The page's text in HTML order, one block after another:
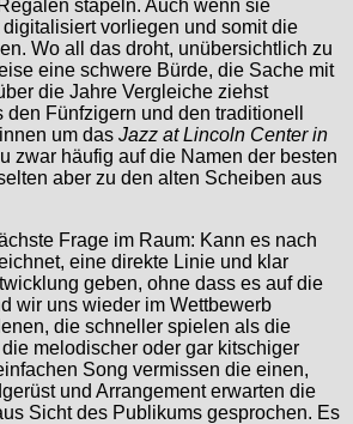
stapeln. Auch wenn sie
vorliegen und somit die
Wo all das droht, unübersichtlich zu
eine schwere Bürde, die Sache mit
die Jahre Vergleiche ziehst
Fünfzigern und den traditionell
um das Jazz at Lincoln Center in
zwar häufig auf die Namen der besten
aber zu den alten Scheiben aus
Frage im Raum: Kann es nach
eine direkte Linie und klar
geben, ohne dass es auf die
wir uns wieder im Wettbewerb
die schneller spielen als die
melodischer oder gar kitschiger
Song vermissen die einen,
und Arrangement erwarten die
Sicht des Publikums gesprochen. Es